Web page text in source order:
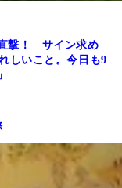
撃！ サイン求め
しいこと。今日も9